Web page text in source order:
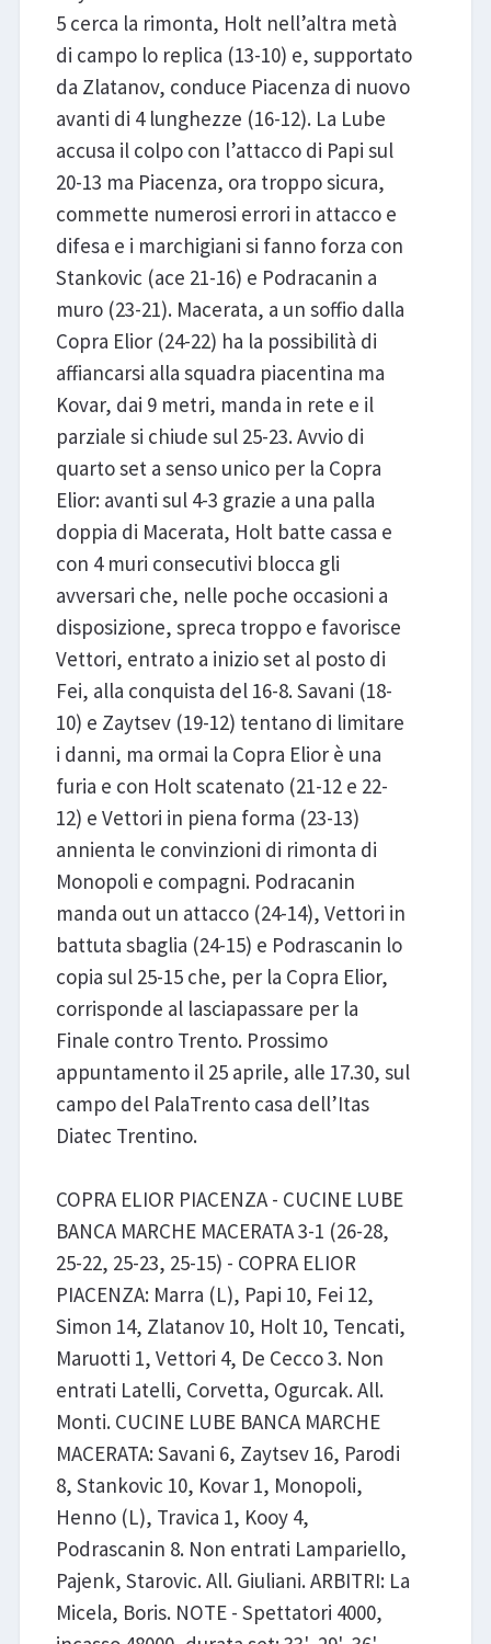
5 cerca la rimonta, Holt nell’altra metà
di campo lo replica (13-10) e, supportato
da Zlatanov, conduce Piacenza di nuovo
avanti di 4 lunghezze (16-12). La Lube
accusa il colpo con l’attacco di Papi sul
20-13 ma Piacenza, ora troppo sicura,
commette numerosi errori in attacco e
difesa e i marchigiani si fanno forza con
Stankovic (ace 21-16) e Podracanin a
muro (23-21). Macerata, a un soffio dalla
Copra Elior (24-22) ha la possibilità di
affiancarsi alla squadra piacentina ma
Kovar, dai 9 metri, manda in rete e il
parziale si chiude sul 25-23. Avvio di
quarto set a senso unico per la Copra
Elior: avanti sul 4-3 grazie a una palla
doppia di Macerata, Holt batte cassa e
con 4 muri consecutivi blocca gli
avversari che, nelle poche occasioni a
disposizione, spreca troppo e favorisce
Vettori, entrato a inizio set al posto di
Fei, alla conquista del 16-8. Savani (18-
10) e Zaytsev (19-12) tentano di limitare
i danni, ma ormai la Copra Elior è una
furia e con Holt scatenato (21-12 e 22-
12) e Vettori in piena forma (23-13)
annienta le convinzioni di rimonta di
Monopoli e compagni. Podracanin
manda out un attacco (24-14), Vettori in
battuta sbaglia (24-15) e Podrascanin lo
copia sul 25-15 che, per la Copra Elior,
corrisponde al lasciapassare per la
Finale contro Trento. Prossimo
appuntamento il 25 aprile, alle 17.30, sul
campo del PalaTrento casa dell’Itas
Diatec Trentino.
COPRA ELIOR PIACENZA - CUCINE LUBE
BANCA MARCHE MACERATA 3-1 (26-28,
25-22, 25-23, 25-15) - COPRA ELIOR
PIACENZA: Marra (L), Papi 10, Fei 12,
Simon 14, Zlatanov 10, Holt 10, Tencati,
Maruotti 1, Vettori 4, De Cecco 3. Non
entrati Latelli, Corvetta, Ogurcak. All.
Monti. CUCINE LUBE BANCA MARCHE
MACERATA: Savani 6, Zaytsev 16, Parodi
8, Stankovic 10, Kovar 1, Monopoli,
Henno (L), Travica 1, Kooy 4,
Podrascanin 8. Non entrati Lampariello,
Pajenk, Starovic. All. Giuliani. ARBITRI: La
Micela, Boris. NOTE - Spettatori 4000,